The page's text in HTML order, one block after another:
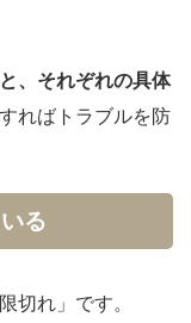
、それぞれの具体
ればトラブルを防
る
切れ」です。